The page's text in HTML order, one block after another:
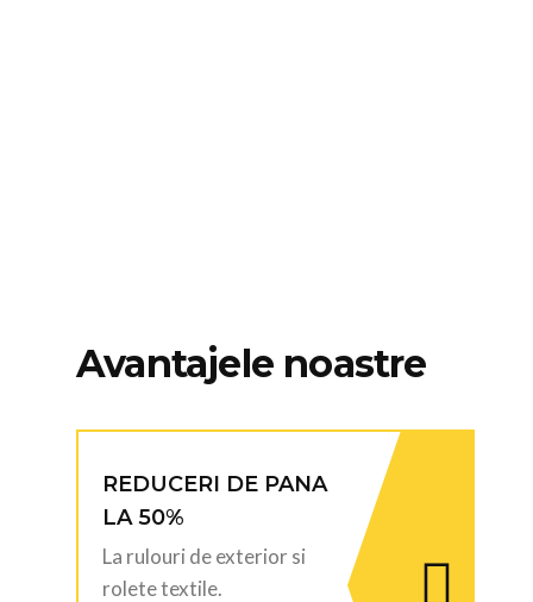
Avantajele noastre
REDUCERI DE PANA
LA 50%
La rulouri de exterior si
rolete textile.